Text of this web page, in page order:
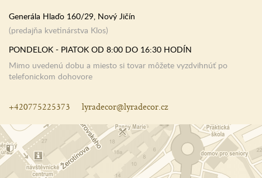
Generála Hlaďo 160/29, Nový Jičín
(predajňa kvetinárstva Klos)
PONDELOK - PIATOK OD 8:00 DO 16:30 HODÍN
Mimo uvedenú dobu a miesto si tovar môžete vyzdvihnúť po
telefonickom dohovore
+420775225373 lyradecor@lyradecor.cz